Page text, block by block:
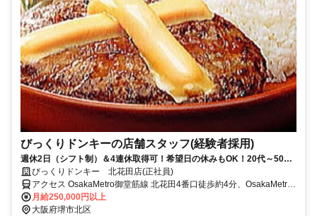
びっくりドンキーの店舗スタッフ(経験者採用)
週休2日（シフト制）＆4連休取得可！希望日の休みもOK！20代～50代
活躍中！産休･育休制度有！車・バイク通勤OK！
びっくりドンキー 北花田店(正社員)
アクセス OsakaMetro御堂筋線 北花田4番口徒歩約4分、OsakaMetro
御堂筋線 新金岡1番口徒歩約14分、ＪＲ阪和線 浅香徒歩約22分
月給250,000円以上
大阪府堺市北区